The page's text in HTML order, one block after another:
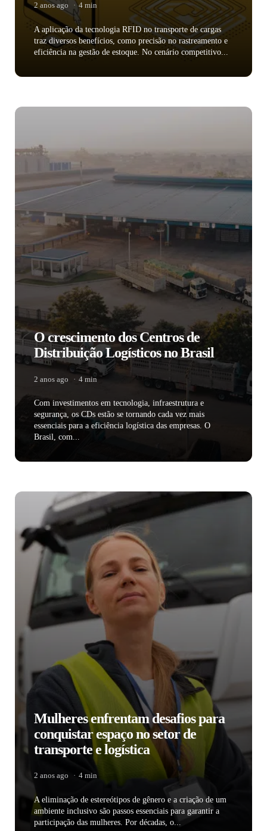
2 anos ago 4 min
A aplicação da tecnologia RFID no transporte de cargas
traz diversos benefícios, como precisão no rastreamento e
eficiência na gestão de estoque. No cenário competitivo...
O crescimento dos Centros de
Distribuição Logísticos no Brasil
2 anos ago 4 min
Com investimentos em tecnologia, infraestrutura e
segurança, os CDs estão se tornando cada vez mais
essenciais para a eficiência logística das empresas. O
Brasil, com...
Mulheres enfrentam desafios para
conquistar espaço no setor de
transporte e logística
2 anos ago 4 min
A eliminação de estereótipos de gênero e a criação de um
ambiente inclusivo são passos essenciais para garantir a
participação das mulheres. Por décadas, o...